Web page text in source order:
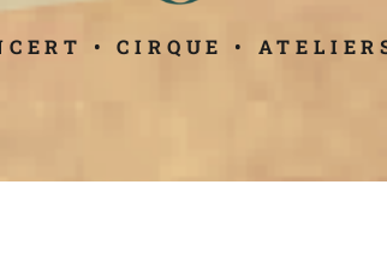
• CIRQUE •